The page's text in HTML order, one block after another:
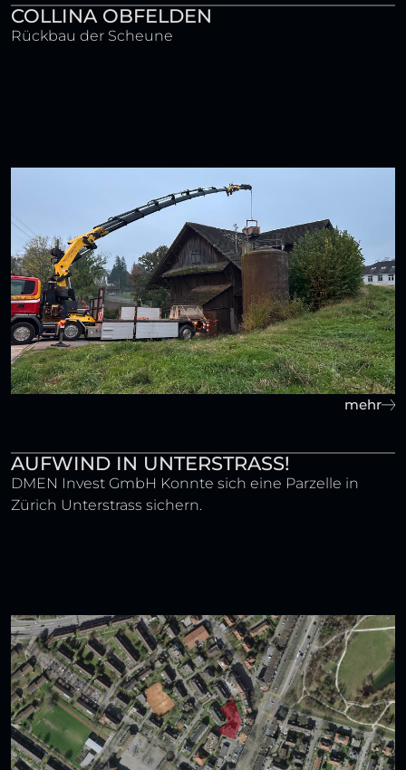
COLLINA OBFELDEN
Rückbau der Scheune
mehr
AUFWIND IN UNTERSTRASS!
DMEN Invest GmbH Konnte sich eine Parzelle in
Zürich Unterstrass sichern.